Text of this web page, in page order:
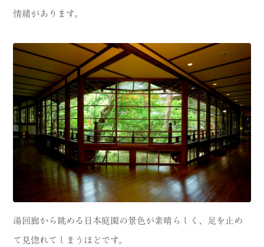
情緒があります。
湯回廊から眺める日本庭園の景色が素晴らしく、足を止め
て見惚れてしまうほどです。